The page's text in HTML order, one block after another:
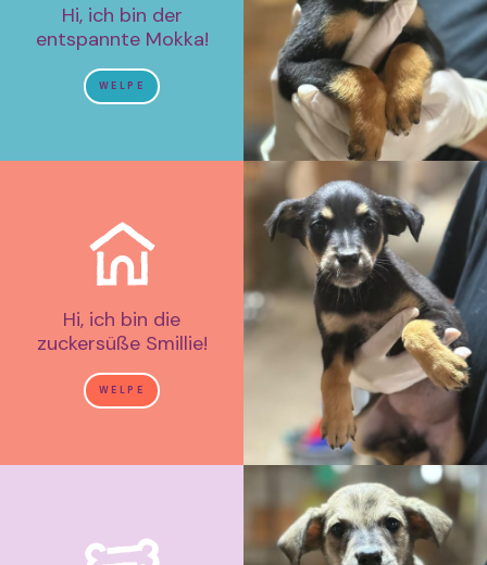
Hi, ich bin der
entspannte Mokka!
WELPE
Hi, ich bin die
zuckersüße Smillie!
WELPE